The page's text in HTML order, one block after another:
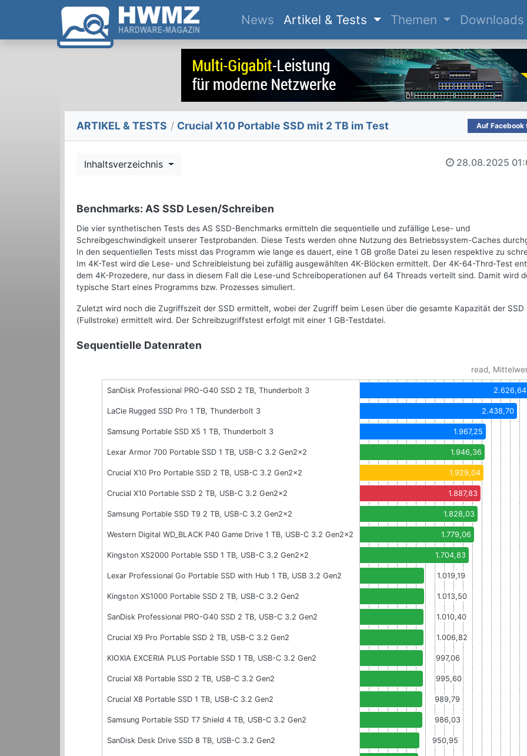
News(current)
Artikel & Tests Themen Downloads
ARTIKEL & TESTS / Crucial X10 Portable SSD mit 2 TB im Test Auf Facebook
Inhaltsverzeichnis 28.08.2025
Benchmarks: AS SSD Lesen/Schreiben
Die vier synthetischen Tests des AS SSD-Benchmarks ermitteln die sequentielle und zufällige Lese- und
Schreibgeschwindigkeit unserer Testprobanden. Diese Tests werden ohne Nutzung des Betriebssystem-Caches
In den sequentiellen Tests misst das Programm wie lange es dauert, eine 1 GB große Datei zu lesen respektive zu
Im 4K-Test wird die Lese- und Schreibleistung bei zufällig ausgewählten 4K-Blöcken ermittelt. Der 4K-64-Thrd-Test
dem 4K-Prozedere, nur dass in diesem Fall die Lese-und Schreiboperationen auf 64 Threads verteilt sind. Damit wird
typische Start eines Programms bzw. Prozesses simuliert.
Zuletzt wird noch die Zugriffszeit der SSD ermittelt, wobei der Zugriff beim Lesen über die gesamte Kapazität der SSD
(Fullstroke) ermittelt wird. Der Schreibzugriffstest erfolgt mit einer 1 GB-Testdatei.
Sequentielle Datenraten
read,
SanDisk Professional PRO-G40 SSD 2 TB, Thunderbolt 3 2.626,64
LaCie Rugged SSD Pro 1 TB, Thunderbolt 3 2.438,70
Samsung Portable SSD X5 1 TB, Thunderbolt 3 1.967,25
Lexar Armor 700 Portable SSD 1 TB, USB-C 3.2 Gen2x2 1.946,36
Crucial X10 Pro Portable SSD 2 TB, USB-C 3.2 Gen2x2 1.929,04
Crucial X10 Portable SSD 2 TB, USB-C 3.2 Gen2x2 1.887,83
Samsung Portable SSD T9 2 TB, USB-C 3.2 Gen2x2 1.828,03
Western Digital WD_BLACK P40 Game Drive 1 TB, USB-C 3.2 Gen2x2 1.779,06
Kingston XS2000 Portable SSD 1 TB, USB-C 3.2 Gen2x2 1.704,83
Lexar Professional Go Portable SSD with Hub 1 TB, USB 3.2 Gen2 1.019,19
Kingston XS1000 Portable SSD 2 TB, USB-C 3.2 Gen2 1.013,50
SanDisk Professional PRO-G40 SSD 2 TB, USB-C 3.2 Gen2 1.010,40
Crucial X9 Pro Portable SSD 2 TB, USB-C 3.2 Gen2 1.006,82
KIOXIA EXCERIA PLUS Portable SSD 1 TB, USB-C 3.2 Gen2 997,06
Crucial X8 Portable SSD 2 TB, USB-C 3.2 Gen2 995,60
Crucial X8 Portable SSD 1 TB, USB-C 3.2 Gen2 989,79
Samsung Portable SSD T7 Shield 4 TB, USB-C 3.2 Gen2 986,03
SanDisk Desk Drive SSD 8 TB, USB-C 3.2 Gen2 950,95